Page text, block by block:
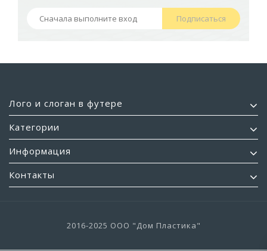
Подписаться
Лого и слоган в футере
Категории
Информация
Контакты
2016-2025 ООО "Дом Пластика"